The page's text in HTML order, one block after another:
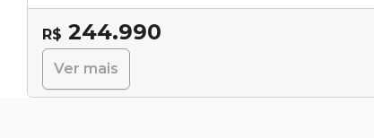
R$ 244.990
Ver mais